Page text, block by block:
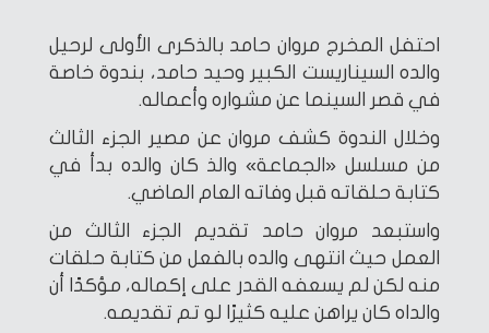
احتفل المخرج مروان حامد بالذكرى الأولى لرحيل
والده السيناريست الكبير وحيد حامد، بندوة خاصة
في قصر السينما عن مشواره وأعماله.
وخلال الندوة كشف مروان عن مصير الجزء الثالث
من مسلسل «الجماعة» والذ كان والده بدأ في
كتابة حلقاته قبل وفاته العام الماضي.
واستبعد مروان حامد تقديم الجزء الثالث من
العمل حيث انتهى والده بالفعل من كتابة حلقات
منه لكن لم يسعفه القدر على إكماله، مؤكدًا أن
والداه كان يراهن عليه كثيرًا لو تم تقديمه.